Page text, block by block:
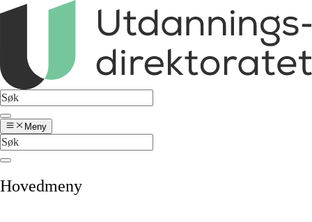
Meny
Hovedmeny